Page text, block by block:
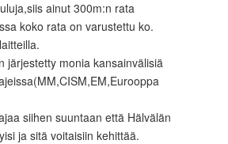
ainut 300m:n rata
koko rata on varustettu ko.
järjestetty monia kansainvälisiä
siihen suuntaan että Hälvälän
ja sitä voitaisiin kehittää.